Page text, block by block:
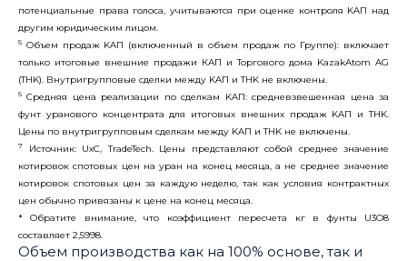
потенциальные права голоса, учитываются при оценке контроля KAП над
другим юридическим лицом.
5 Объем продаж KAП (включенный в объем продаж по Группе): включает
только итоговые внешние продажи КАП и Торгового дома KazakAtom AG
(THK). Внутригрупповые сделки между KAП и THK не включены.
6 Средняя цена реализации по сделкам KAП: средневзвешенная цена за
фунт уранового концентрата для итоговых внешних продаж KAП и THK.
Цены по внутригрупповым сделкам между KAП и THK не включены.
7
Источник: UxC, TradeTech. Цены представляют собой среднее значение
котировок спотовых цен на уран на конец месяца, а не среднее значение
котировок спотовых цен за каждую неделю, так как условия контрактных
цен обычно привязаны к цене на конец месяца.
* Обратите внимание, что коэффициент пересчета кг в фунты U3O8
составляет 2,5998.
Объем производства как на 100% основе, так и